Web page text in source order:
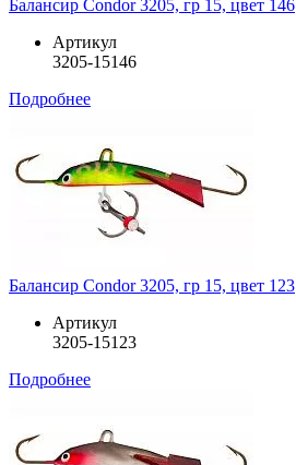
Балансир Condor 3205, гр 15, цвет 146
Артикул
3205-15146
Подробнее
Балансир Condor 3205, гр 15, цвет 123
Артикул
3205-15123
Подробнее